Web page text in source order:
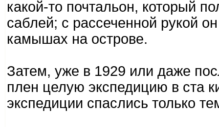
какой-то почтальон, который
саблей; с рассеченной рукой
камышах на острове.
Затем, уже в 1929 или даже
плен целую экспедицию в ста
экспедиции спаслись только